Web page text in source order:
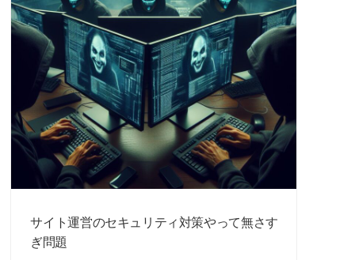
サイト運営のセキュリティ対策やって無さす
ぎ問題